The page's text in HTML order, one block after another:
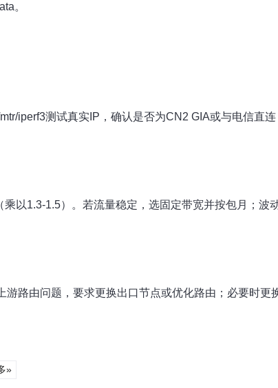
。
iperf3测试真实IP，确认是否为CN2 GIA或与电信直
以1.3-1.5）。若流量稳定，选固定带宽并按包月；波
路由问题，要求更换出口节点或优化路由；必要时更
»